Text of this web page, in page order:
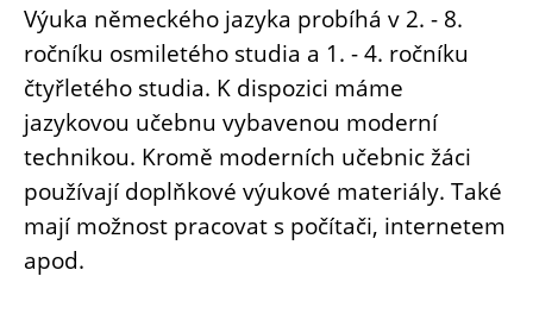
Výuka německého jazyka probíhá v 2. - 8.
ročníku osmiletého studia a 1. - 4. ročníku
čtyřletého studia. K dispozici máme
jazykovou učebnu vybavenou moderní
technikou. Kromě moderních učebnic žáci
používají doplňkové výukové materiály. Také
mají možnost pracovat s počítači, internetem
apod.